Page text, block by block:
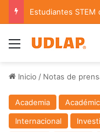
Menu
Inicio / Notas de
Academia
Internacional